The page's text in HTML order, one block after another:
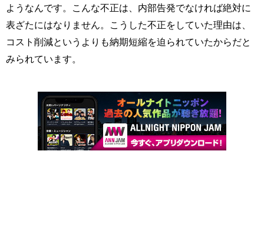
ようなんです。こんな不正は、内部告発でなければ絶対に
表ざたにはなりません。こうした不正をしていた理由は、
コスト削減というよりも納期短縮を迫られていたからだと
みられています。